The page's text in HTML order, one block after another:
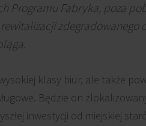
Programu Fabryka, poza
zdegradowanego
klasy biur, ale także
Będzie on
inwestycji od miejskiej